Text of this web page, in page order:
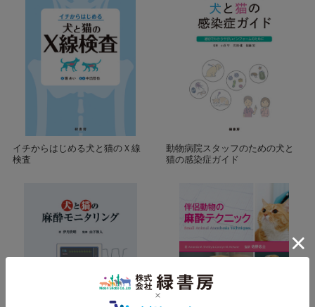
イチからはじめる犬と猫のＸ線
検査
動物病院スタッフのための犬と
猫の感染症ガイド